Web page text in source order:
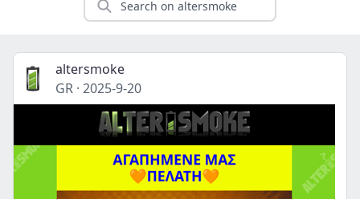
altersmoke
GR · 2025-9-20